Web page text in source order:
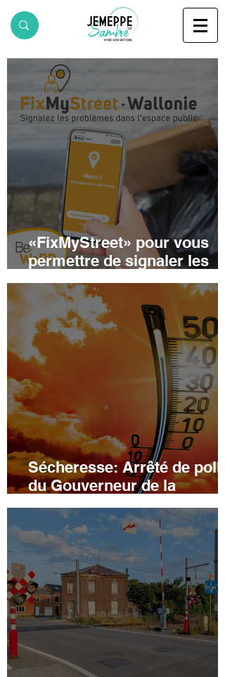
«FixMyStreet» pour vous
permettre de signaler les
problèmes dans l’espace
public
Sécheresse: Arrêté de
du Gouverneur de la
province de Namur